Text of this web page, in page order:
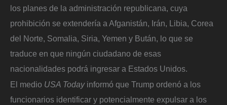
los planes de la administración republicana, cuya
prohibición se extendería a Afganistán, Irán, Libia, Corea
del Norte, Somalia, Siria, Yemen y Bután, lo que se
traduce en que ningún ciudadano de esas
nacionalidades podrá ingresar a Estados Unidos.
El medio USA Today informó que Trump ordenó a los
funcionarios identificar y potencialmente expulsar a los